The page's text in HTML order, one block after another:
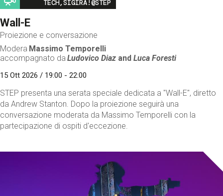
TECH,SIGIRA!@STEP
Wall-E
Proiezione e conversazione
Modera Massimo Temporelli
accompagnato da Ludovico Diaz andLuca Foresti
15 Ott 2026 / 19:00 - 22:00
STEP presenta una serata speciale dedicata a "Wall-E", diretto
da Andrew Stanton. Dopo la proiezione seguirà una
conversazione moderata da Massimo Temporelli con la
partecipazione di ospiti d'eccezione.